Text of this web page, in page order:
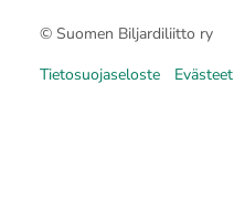
© Suomen Biljardiliitto ry
Tietosuojaseloste
Evästeet